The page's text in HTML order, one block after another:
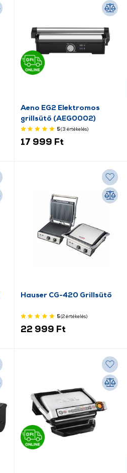
Aeno EG2 Elektromos
grillsütő (AEG0002)
5(3 értékelés)
17 999 Ft
Hauser CG-420 Grillsütő
5(2értékelés)
22 999 Ft